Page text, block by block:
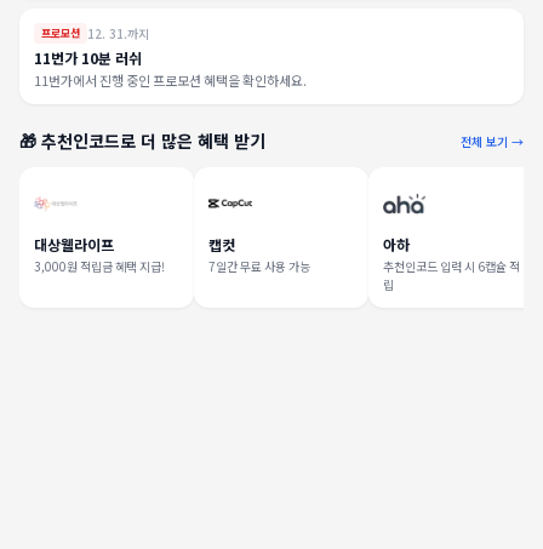
프로모션 12. 31.까지
11번가 10분 러쉬
11번가에서 진행 중인 프로모션 혜택을 확인하세요.
🎁 추천인코드로 더 많은 혜택 받기 전체 보기 →
대상웰라이프
3,000원 적립금 혜택 지급!
캡컷
7일간 무료 사용 가능
아하
추천인코드 입력 시 6캡슐 적
립